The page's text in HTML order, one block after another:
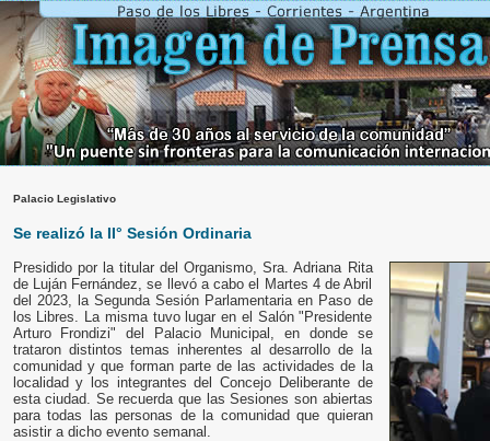
Palacio Legislativo
Se realizó la II° Sesión Ordinaria
Presidido por la titular del Organismo, Sra. Adriana Rita
de Luján Fernández, se llevó a cabo el Martes 4 de Abril
del 2023, la Segunda Sesión Parlamentaria en Paso de
los Libres. La misma tuvo lugar en el Salón "Presidente
Arturo Frondizi" del Palacio Municipal, en donde se
trataron distintos temas inherentes al desarrollo de la
comunidad y que forman parte de las actividades de la
localidad y los integrantes del Concejo Deliberante de
esta ciudad. Se recuerda que las Sesiones son abiertas
para todas las personas de la comunidad que quieran
asistir a dicho evento semanal.